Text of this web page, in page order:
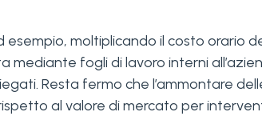
moltiplicando il costo orario
fogli di lavoro interni
Resta fermo che l’ammontare
al valore di mercato per